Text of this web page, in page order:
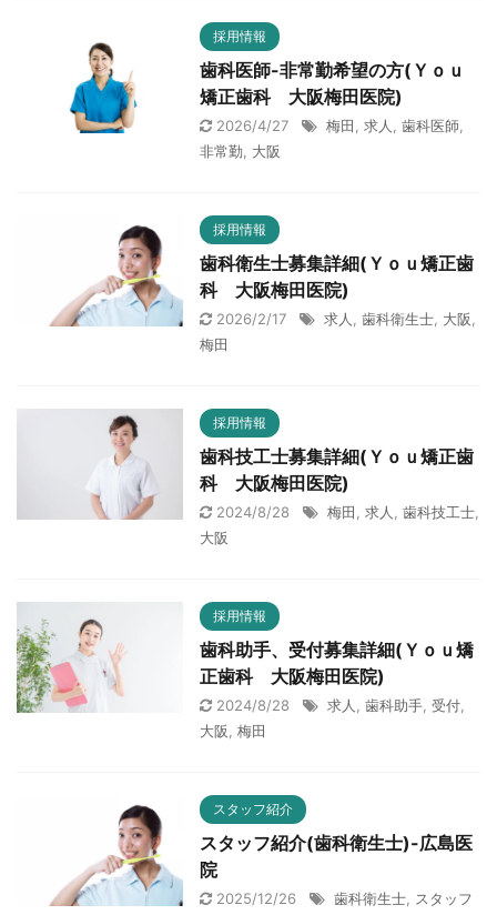
採用情報
歯科医師-非常勤希望の方(Ｙｏｕ
矯正歯科 大阪梅田医院)
2026/4/27 梅田 求人 歯科医師
非常勤
大阪
採用情報
歯科衛生士募集詳細(Ｙｏｕ矯正歯
科 大阪梅田医院)
2026/2/17 求人 歯科衛生士 大阪
梅田
採用情報
歯科技工士募集詳細(Ｙｏｕ矯正歯
科 大阪梅田医院)
2024/8/28 梅田 求人 歯科技工士
大阪
採用情報
歯科助手、受付募集詳細(Ｙｏｕ矯
正歯科 大阪梅田医院)
2024/8/28 求人 歯科助手 受付
大阪
梅田
スタッフ紹介
スタッフ紹介(歯科衛生士)-広島医
院
2025/12/26 歯科衛生士
スタッフ